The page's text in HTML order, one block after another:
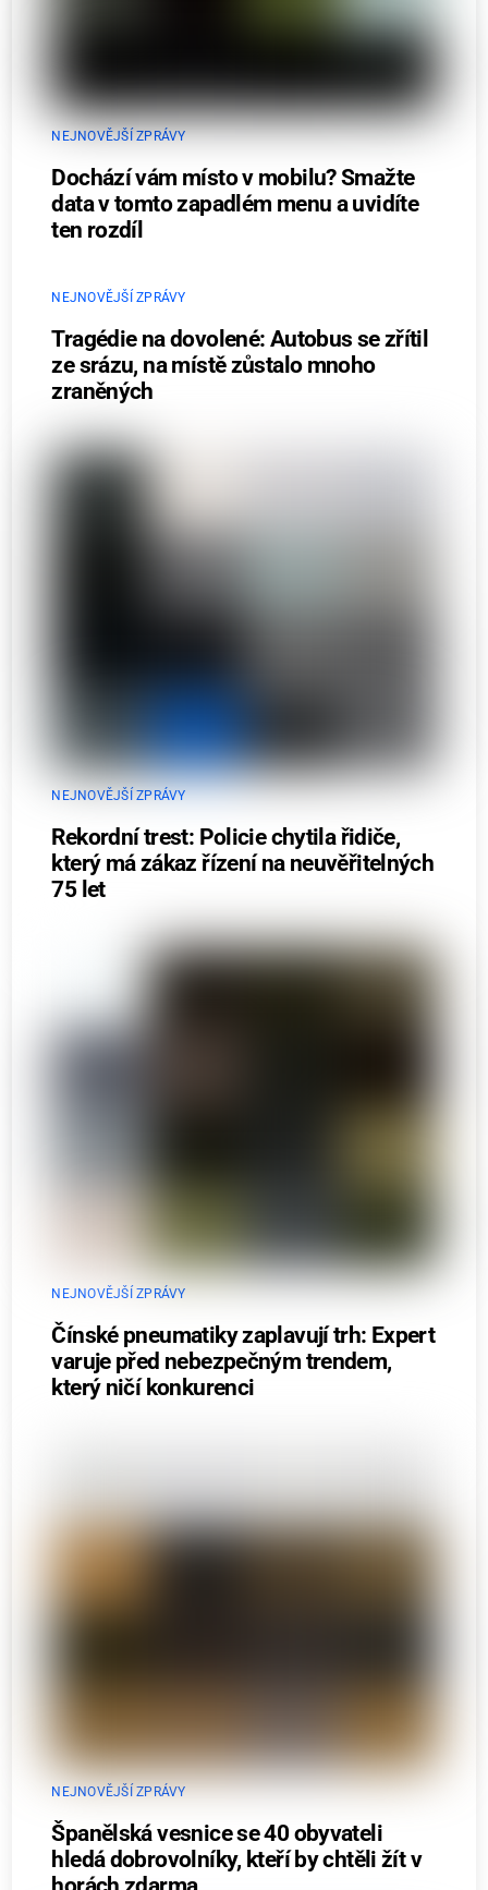
NEJNOVĚJŠÍ ZPRÁVY
Dochází vám místo v mobilu? Smažte
data v tomto zapadlém menu a uvidíte
ten rozdíl
NEJNOVĚJŠÍ ZPRÁVY
Tragédie na dovolené: Autobus se zřítil
ze srázu, na místě zůstalo mnoho
zraněných
NEJNOVĚJŠÍ ZPRÁVY
Rekordní trest: Policie chytila řidiče,
který má zákaz řízení na neuvěřitelných
75 let
NEJNOVĚJŠÍ ZPRÁVY
Čínské pneumatiky zaplavují trh: Expert
varuje před nebezpečným trendem,
který ničí konkurenci
NEJNOVĚJŠÍ ZPRÁVY
Španělská vesnice se 40 obyvateli
hledá dobrovolníky, kteří by chtěli žít v